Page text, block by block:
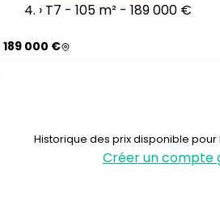
› T7 - 105 m² - 189 000 €
189 000 €
Historique des prix disponible
Créer un compte